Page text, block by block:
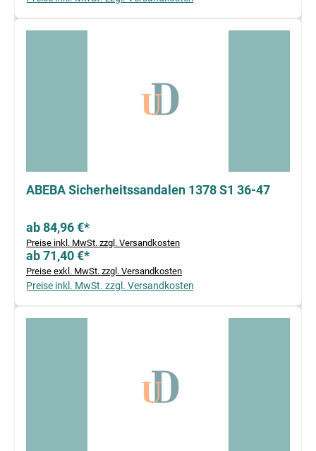
ABEBA Sicherheitssandalen 1378 S1 36-47
ab 84,96 €*
Preise inkl. MwSt. zzgl. Versandkosten
ab 71,40 €*
Preise exkl. MwSt. zzgl. Versandkosten
Preise inkl. MwSt. zzgl. Versandkosten